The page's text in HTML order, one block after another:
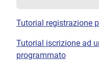
Tutorial registrazione
Tutorial iscrizione ad
programmato